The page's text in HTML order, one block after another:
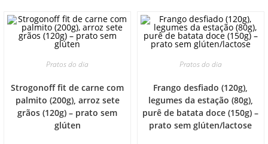
Pratos do dia
Strogonoff fit de carne com
palmito (200g), arroz sete
grãos (120g) – prato sem
glúten
Pratos do dia
Frango desfiado (120g),
legumes da estação (80g),
purê de batata doce (150g) –
prato sem glúten/lactose